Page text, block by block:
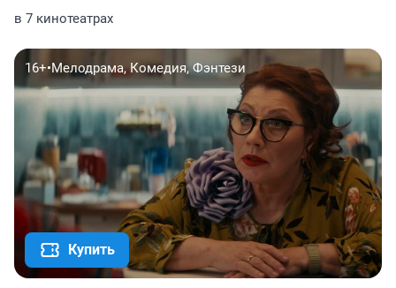
в 7 кинотеатрах
16+•Мелодрама, Комедия, Фэнтези
Купить